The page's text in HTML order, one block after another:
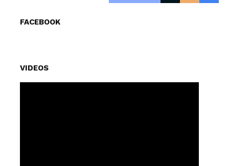
FACEBOOK
VIDEOS